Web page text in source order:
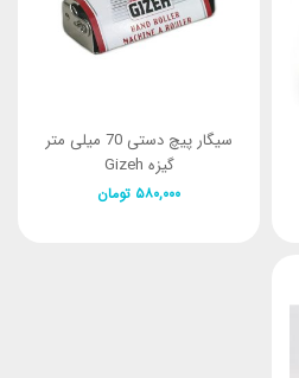
سیگار پیچ دستی 70 میلی متر
گیزه Gizeh
تومان ۵۸۰,۰۰۰